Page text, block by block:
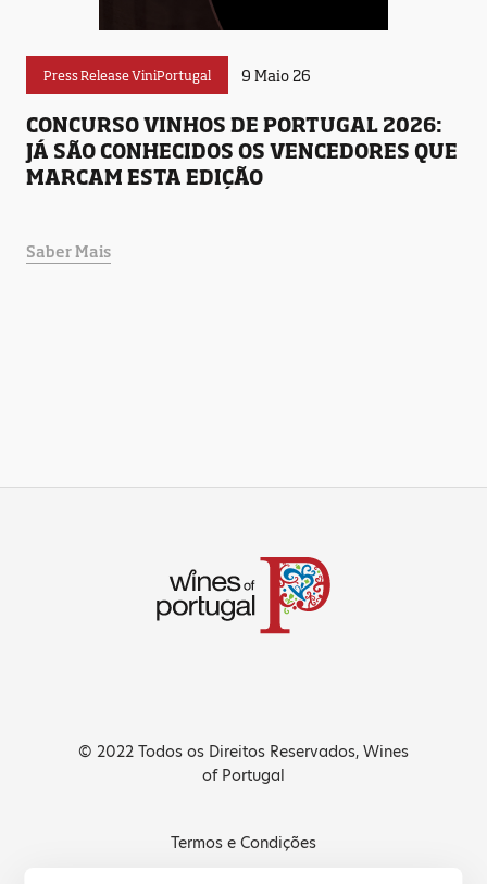
Press Release ViniPortugal 9 Maio 26
CONCURSO VINHOS DE PORTUGAL 2026:
JÁ SÃO CONHECIDOS OS VENCEDORES QUE
MARCAM ESTA EDIÇÃO
Saber Mais
© 2022 Todos os Direitos Reservados, Wines
of Portugal
Termos e Condições